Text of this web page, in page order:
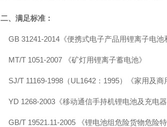
二、 满足标准：
GB 31241-2014《便携式电子产品用锂离子电池
MT/T 1051-2007 《矿灯用锂离子蓄电池》
SJ/T 11169-1998（UL1642：1995）《家用及商
YD 1268-2003《移动通信手持机锂电池及充电
GB/T 19521.11-2005 《锂电池组危险货物危险